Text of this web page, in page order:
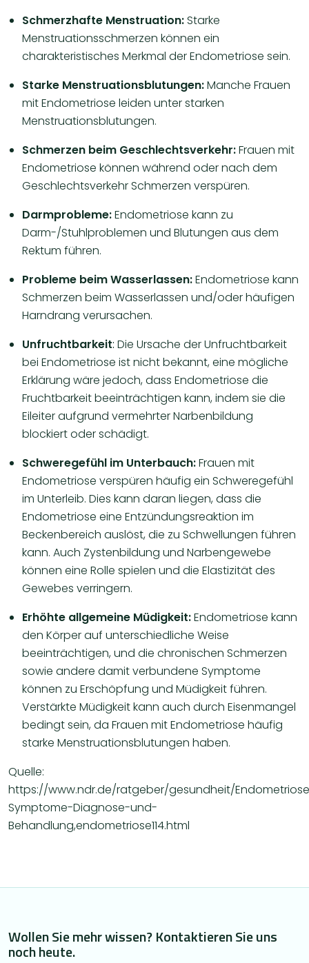
Schmerzhafte Menstruation:Starke
Menstruationsschmerzen können ein
charakteristisches Merkmal der Endometriose sein.
Starke Menstruationsblutungen:Manche Frauen
mit Endometriose leiden unter starken
Menstruationsblutungen.
Schmerzen beim Geschlechtsverkehr:Frauen mit
Endometriose können während oder nach dem
Geschlechtsverkehr Schmerzen verspüren.
Darmprobleme:Endometriose kann zu
Darm-/Stuhlproblemen und Blutungen aus dem
Rektum führen.
Probleme beim Wasserlassen:Endometriose kann
Schmerzen beim Wasserlassen und/oder häufigen
Harndrang verursachen.
Unfruchtbarkeit: Die Ursache der Unfruchtbarkeit
bei Endometriose ist nicht bekannt, eine mögliche
Erklärung wäre jedoch, dass Endometriose die
Fruchtbarkeit beeinträchtigen kann, indem sie die
Eileiter aufgrund vermehrter Narbenbildung
blockiert oder schädigt.
Schweregefühl im Unterbauch:Frauen mit
Endometriose verspüren häufig ein Schweregefühl
im Unterleib. Dies kann daran liegen, dass die
Endometriose eine Entzündungsreaktion im
Beckenbereich auslöst, die zu Schwellungen führen
kann. Auch Zystenbildung und Narbengewebe
können eine Rolle spielen und die Elastizität des
Gewebes verringern.
Erhöhte allgemeine Müdigkeit:Endometriose kann
den Körper auf unterschiedliche Weise
beeinträchtigen, und die chronischen Schmerzen
sowie andere damit verbundene Symptome
können zu Erschöpfung und Müdigkeit führen.
Verstärkte Müdigkeit kann auch durch Eisenmangel
bedingt sein, da Frauen mit Endometriose häufig
starke Menstruationsblutungen haben.
Quelle:
https://www.ndr.de/ratgeber/gesundheit/
Symptome-Diagnose-und-
Behandlung,endometriose114.html
Wollen Sie mehr wissen? Kontaktieren Sie uns
noch heute.